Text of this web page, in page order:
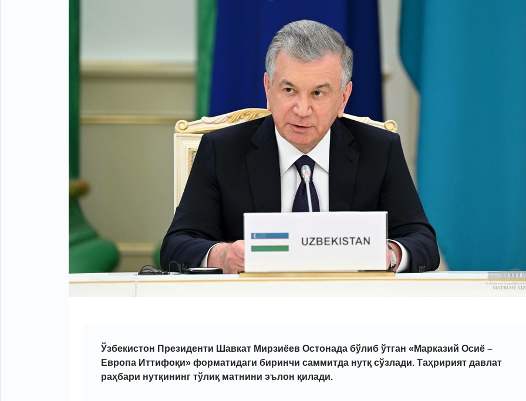
Ўзбекистон Президенти Шавкат Мирзиёев Остонада бўлиб ўтган «Марказий Осиё –
Европа Иттифоқи» форматидаги биринчи саммитда нутқ сўзлади. Таҳририят давлат
раҳбари нутқининг тўлиқ матнини эълон қилади.